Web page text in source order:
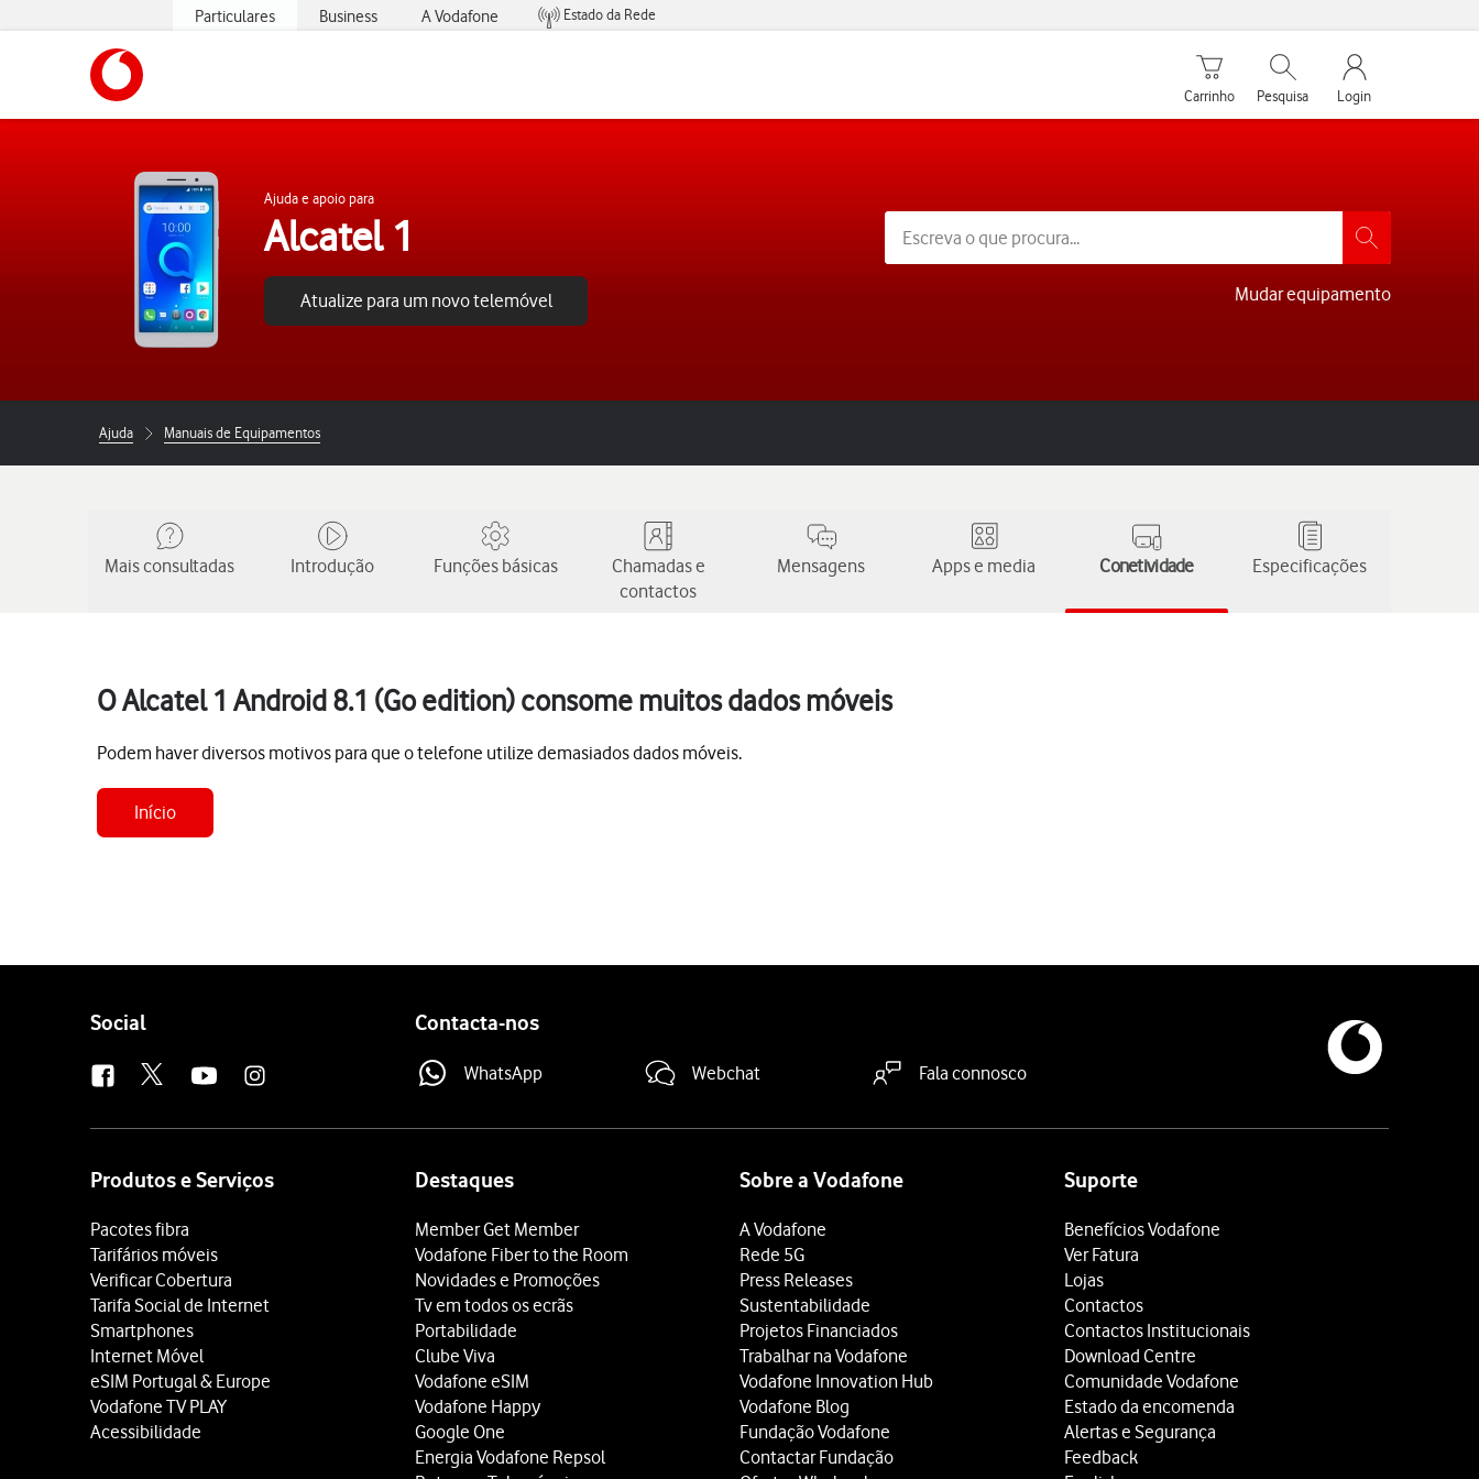
Particulares Business A Vodafone
Estado da Rede
Carrinho de compras
Carrinho
Pesquisar
Pesquisa
My Vodafone
Login
Ajuda e apoio para
Alcatel 1
Atualize para um novo telemóvel Mudar equipamento
Ajuda Manuais de Equipamentos
Mais consultadas Introdução Funções básicas
Chamadas e
contactos
Mensagens Apps e media Conetividade Especificações
O Alcatel 1 Android 8.1 (Go edition) consome muitos dados móveis
Podem haver diversos motivos para que o telefone utilize demasiados dados móveis.
Início
Follow
Social Contacta-nos
WhatsApp Webchat Fala connosco
Produtos e Serviços
Pacotes fibra
Tarifários móveis
Verificar Cobertura
Tarifa Social de Internet
Smartphones
Internet Móvel
eSIM Portugal & Europe
Vodafone TV PLAY
Acessibilidade
Destaques
Member Get Member
Vodafone Fiber to the Room
Novidades e Promoções
Tv em todos os ecrãs
Portabilidade
Clube Viva
Vodafone eSIM
Vodafone Happy
Google One
Energia Vodafone Repsol
Sobre a Vodafone
A Vodafone
Rede 5G
Press Releases
Sustentabilidade
Projetos Financiados
Trabalhar na Vodafone
Vodafone Innovation Hub
Vodafone Blog
Fundação Vodafone
Contactar Fundação
Suporte
Benefícios Vodafone
Ver Fatura
Lojas
Contactos
Contactos Institucionais
Download Centre
Comunidade Vodafone
Estado da encomenda
Alertas e Segurança
Feedback